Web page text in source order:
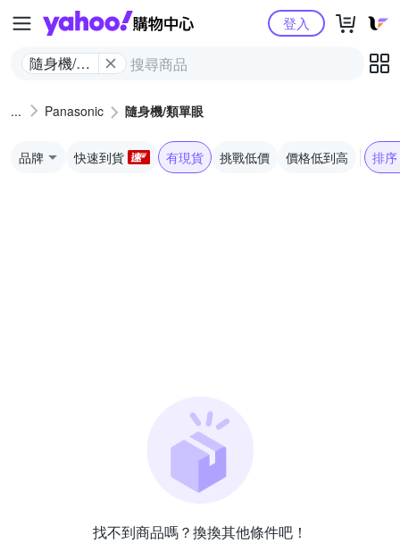
Yahoo購物中心
隨身機/類
登入
Panasonic 隨身機/類單眼
品牌 快速到貨 有現貨 挑戰低價 價格低到高 排序
找不到商品嗎？換換其他條件吧！